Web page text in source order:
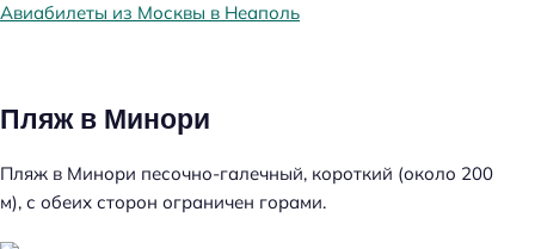
Авиабилеты из Москвы в Неаполь
Пляж в Минори
Пляж в Минори песочно-галечный, короткий (около 200
м), с обеих сторон ограничен горами.